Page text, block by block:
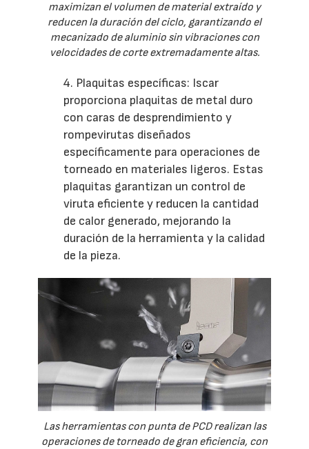
maximizan el volumen de material extraído y
reducen la duración del ciclo, garantizando el
mecanizado de aluminio sin vibraciones con
velocidades de corte extremadamente altas.
4. Plaquitas específicas: Iscar
proporciona plaquitas de metal duro
con caras de desprendimiento y
rompevirutas diseñados
específicamente para operaciones de
torneado en materiales ligeros. Estas
plaquitas garantizan un control de
viruta eficiente y reducen la cantidad
de calor generado, mejorando la
duración de la herramienta y la calidad
de la pieza.
Las herramientas con punta de PCD realizan las
operaciones de torneado de gran eficiencia, con